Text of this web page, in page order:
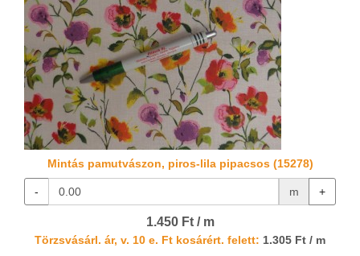
Mintás pamutvászon, piros-lila pipacsos (15278)
- m +
1.450 Ft / m
Törzsvásárl. ár, v. 10 e. Ft kosárért. felett: 1.305 Ft / m